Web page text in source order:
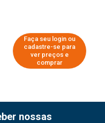
Faça seu login ou
cadastre-se para
ver preços e
comprar
nossas